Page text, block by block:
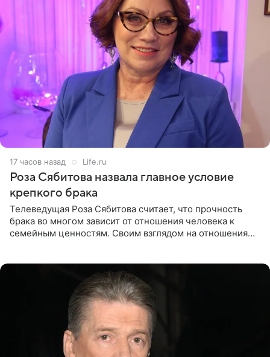
17 часов назад Life.ru
Роза Сябитова назвала главное условие
крепкого брака
Телеведущая Роза Сябитова считает, что прочность
брака во многом зависит от отношения человека к
семейным ценностям. Своим взглядом на отношения